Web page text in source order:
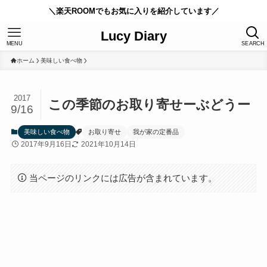
＼楽天ROOMでもお気に入りを紹介しています／
Lucy Diary SEARCH
MENU
ホーム 美味しい食べ物
この季節のお取り寄せーぶどうー
2017
9/16
美味しい食べ物 お取り寄せ 我が家の定番品
2017年9月16日 2021年10月14日
当ページのリンクには広告が含まれています。